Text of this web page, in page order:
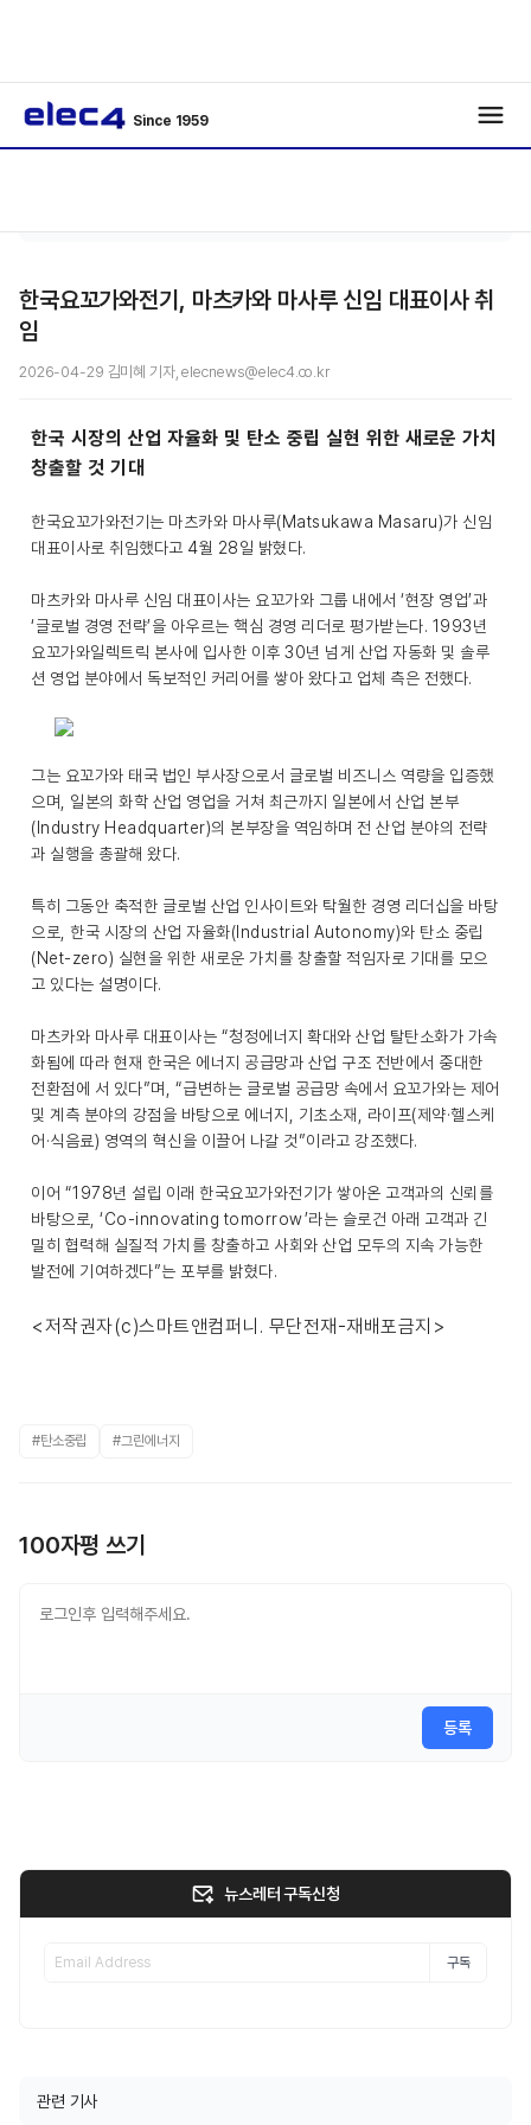
Since 1959
한국요꼬가와전기, 마츠카와 마사루 신임 대표이사 취
임
2026-04-29 김미혜 기자, elecnews@elec4.co.kr
한국 시장의 산업 자율화 및 탄소 중립 실현 위한 새로운 가치
창출할 것 기대
한국요꼬가와전기는 마츠카와 마사루(Matsukawa Masaru)가 신임
대표이사로 취임했다고 4월 28일 밝혔다.
마츠카와 마사루 신임 대표이사는 요꼬가와 그룹 내에서 ‘현장 영업’과
‘글로벌 경영 전략’을 아우르는 핵심 경영 리더로 평가받는다. 1993년
요꼬가와일렉트릭 본사에 입사한 이후 30년 넘게 산업 자동화 및 솔루
션 영업 분야에서 독보적인 커리어를 쌓아 왔다고 업체 측은 전했다.
그는 요꼬가와 태국 법인 부사장으로서 글로벌 비즈니스 역량을 입증했
으며, 일본의 화학 산업 영업을 거쳐 최근까지 일본에서 산업 본부
(Industry Headquarter)의 본부장을 역임하며 전 산업 분야의 전략
과 실행을 총괄해 왔다.
특히 그동안 축적한 글로벌 산업 인사이트와 탁월한 경영 리더십을 바탕
으로, 한국 시장의 산업 자율화(Industrial Autonomy)와 탄소 중립
(Net-zero) 실현을 위한 새로운 가치를 창출할 적임자로 기대를 모으
고 있다는 설명이다.
마츠카와 마사루 대표이사는 “청정에너지 확대와 산업 탈탄소화가 가속
화됨에 따라 현재 한국은 에너지 공급망과 산업 구조 전반에서 중대한
전환점에 서 있다”며, “급변하는 글로벌 공급망 속에서 요꼬가와는 제어
및 계측 분야의 강점을 바탕으로 에너지, 기초소재, 라이프(제약·헬스케
어·식음료) 영역의 혁신을 이끌어 나갈 것”이라고 강조했다.
이어 “1978년 설립 이래 한국요꼬가와전기가 쌓아온 고객과의 신뢰를
바탕으로, ‘Co-innovating tomorrow’라는 슬로건 아래 고객과 긴
밀히 협력해 실질적 가치를 창출하고 사회와 산업 모두의 지속 가능한
발전에 기여하겠다”는 포부를 밝혔다.
<저작권자(c)스마트앤컴퍼니. 무단전재-재배포금지>
#탄소중립 #그린에너지
100자평 쓰기
등록
뉴스레터 구독신청
구독
관련 기사